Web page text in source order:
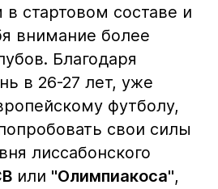
стартовом составе и
внимание более
Благодаря
в 26-27 лет, уже
футболу,
свои силы
лиссабонского
или "Олимпиакоса",